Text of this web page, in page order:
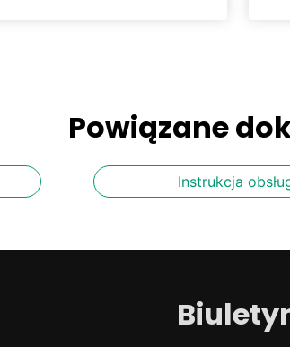
Powiązane
Instrukcja